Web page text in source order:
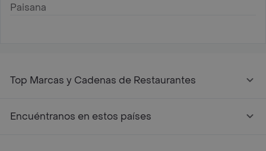
Paisana
Top Marcas y Cadenas de Restaurantes
Encuéntranos en estos países